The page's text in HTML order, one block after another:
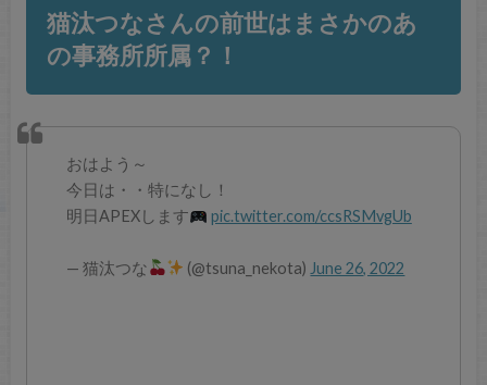
猫汰つなさんの前世はまさかのあ
の事務所所属？！
おはよう～
今日は・・特になし！
明日APEXします
pic.twitter.com/ccsRSMvgUb
— 猫汰つな (@tsuna_nekota) June 26, 2022